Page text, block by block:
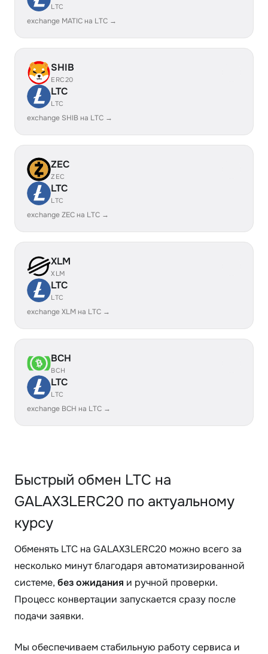
LTC
exchange MATIC на LTC →
SHIB
ERC20
LTC
LTC
exchange SHIB на LTC →
ZEC
ZEC
LTC
LTC
exchange ZEC на LTC →
XLM
XLM
LTC
LTC
exchange XLM на LTC →
BCH
BCH
LTC
LTC
exchange BCH на LTC →
Быстрый обмен LTC на
GALAX3LERC20 по актуальному
курсу
Обменять LTC на GALAX3LERC20 можно всего за
несколько минут благодаря автоматизированной
системе, без ожидания и ручной проверки.
Процесс конвертации запускается сразу после
подачи заявки.
Мы обеспечиваем стабильную работу сервиса и